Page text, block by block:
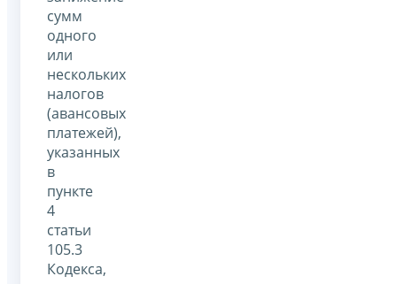
сумм
одного
или
нескольких
налогов
(авансовых
платежей),
указанных
в
пункте
4
статьи
105.3
Кодекса,